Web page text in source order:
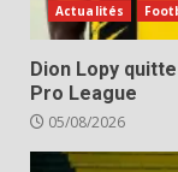
Actualités
Dion Lopy
Pro League
05/08/2026